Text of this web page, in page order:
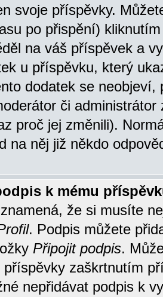
svoje příspěvky.
po přispění)
na váš příspěvek a
u příspěvku, který
dodatek se
či
proč jej změnili).
na něj již někdo
k mému
že si musíte
. Podpis můžete
Připojit podpis.
příspěvky zaškrtnutím
nepřidávat podpis k